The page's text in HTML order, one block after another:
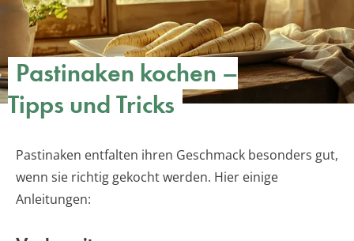
Pastinaken kochen –
Tipps und Tricks
Pastinaken entfalten ihren Geschmack besonders gut,
wenn sie richtig gekocht werden. Hier einige
Anleitungen: